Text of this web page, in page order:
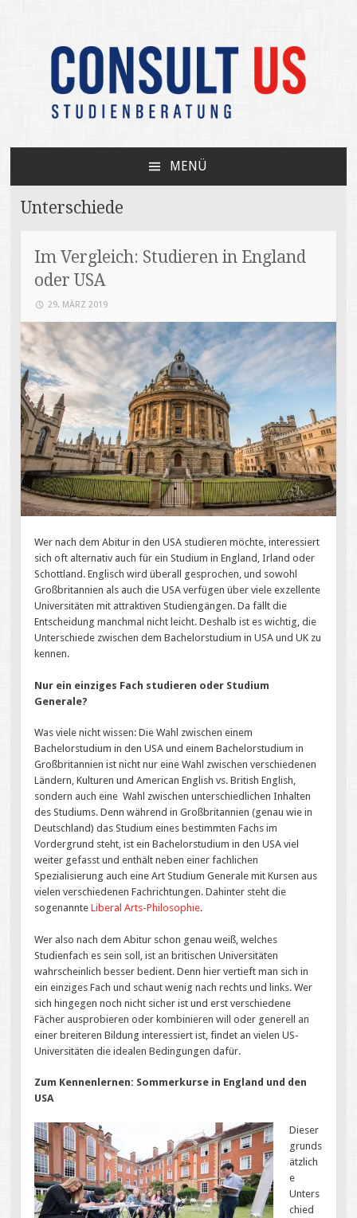
CONSULT US
Your independent expert on US college
admissions
MENÜ
SPRINGEN
Unterschiede
Im Vergleich: Studieren in England
oder USA
29. MÄRZ 2019
Wer nach dem Abitur in den USA studieren möchte, interessiert
sich oft alternativ auch für ein Studium in England, Irland oder
Schottland. Englisch wird überall gesprochen, und sowohl
Großbritannien als auch die USA verfügen über viele exzellente
Universitäten mit attraktiven Studiengängen. Da fällt die
Entscheidung manchmal nicht leicht. Deshalb ist es wichtig, die
Unterschiede zwischen dem Bachelorstudium in USA und UK zu
kennen.
Nur ein einziges Fach studieren oder Studium
Generale?
Was viele nicht wissen: Die Wahl zwischen einem
Bachelorstudium in den USA und einem Bachelorstudium in
Großbritannien ist nicht nur eine Wahl zwischen verschiedenen
Ländern, Kulturen und American English vs. British English,
sondern auch eine Wahl zwischen unterschiedlichen Inhalten
des Studiums. Denn während in Großbritannien (genau wie in
Deutschland) das Studium eines bestimmten Fachs im
Vordergrund steht, ist ein Bachelorstudium in den USA viel
weiter gefasst und enthält neben einer fachlichen
Spezialisierung auch eine Art Studium Generale mit Kursen aus
vielen verschiedenen Fachrichtungen. Dahinter steht die
sogenannteLiberal Arts-Philosophie.
Wer also nach dem Abitur schon genau weiß, welches
Studienfach es sein soll, ist an britischen Universitäten
wahrscheinlich besser bedient. Denn hier vertieft man sich in
ein einziges Fach und schaut wenig nach rechts und links. Wer
sich hingegen noch nicht sicher ist und erst verschiedene
Fächer ausprobieren oder kombinieren will oder generell an
einer breiteren Bildung interessiert ist, findet an vielen US-
Universitäten die idealen Bedingungen dafür.
Zum Kennenlernen: Sommerkurse in England und den
USA
Dieser
grunds
ätzlich
e
Unters
chied